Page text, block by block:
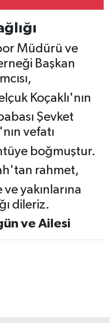
Müdürü ve
Başkan
Koçaklı'nın
Şevket
vefatı
boğmuştur.
rahmet,
yakınlarına
dileriz.
ve Ailesi